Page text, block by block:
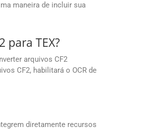
maneira de incluir sua
para TEX?
arquivos CF2
CF2, habilitará o OCR de
diretamente recursos